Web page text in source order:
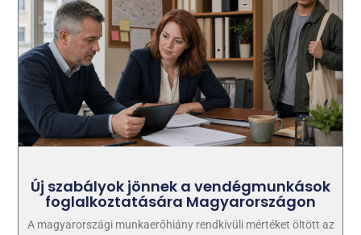
Új szabályok jönnek a vendégmunkások
foglalkoztatására Magyarországon
A magyarországi munkaerőhiány rendkívüli mértéket öltött az